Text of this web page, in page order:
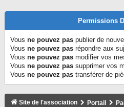
Permissions
Vous ne pouvez pas publier de
Vous ne pouvez pas répondre aux
Vous ne pouvez pas modifier vos
Vous ne pouvez pas supprimer vos
Vous ne pouvez pas transférer de
Site de l'association Portail